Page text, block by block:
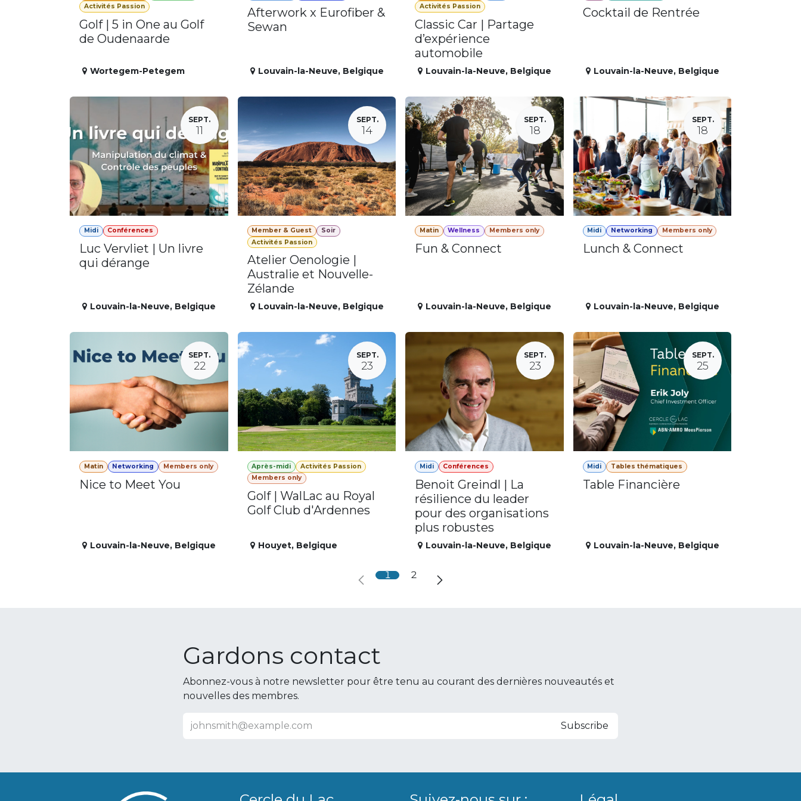
Activités Passion
Golf | 5 in One au Golf
de Oudenaarde
Wortegem-Petegem
Afterwork x Eurofiber &
Sewan
Louvain-la-Neuve, Belgique
Activités Passion
Classic Car | Partage
d’expérience
automobile
Louvain-la-Neuve, Belgique
Cocktail de Rentrée
Louvain-la-Neuve, Belgique
SEPT.
11
Midi Conférences
Luc Vervliet | Un livre
qui dérange
Louvain-la-Neuve, Belgique
SEPT.
14
Member & Guest
Soir
Activités Passion
Atelier Oenologie |
Australie et Nouvelle-
Zélande
Louvain-la-Neuve, Belgique
SEPT.
18
Matin Wellness Members only
Fun & Connect
Louvain-la-Neuve, Belgique
SEPT.
18
Midi Networking Members only
Lunch & Connect
Louvain-la-Neuve, Belgique
SEPT.
22
Matin Networking Members only
Nice to Meet You
Louvain-la-Neuve, Belgique
SEPT.
23
Après-midi
Activités Passion
Members only
Golf | WalLac au Royal
Golf Club d'Ardennes
Houyet, Belgique
SEPT.
23
Midi Conférences
Benoit Greindl | La
résilience du leader
pour des organisations
plus robustes
Louvain-la-Neuve, Belgique
SEPT.
25
Midi Tables thématiques
Table Financière
Louvain-la-Neuve, Belgique
1 2
Gardons contact
Abonnez-vous à notre newsletter pour être tenu au courant des dernières nouveautés et
nouvelles des membres.
Subscribe